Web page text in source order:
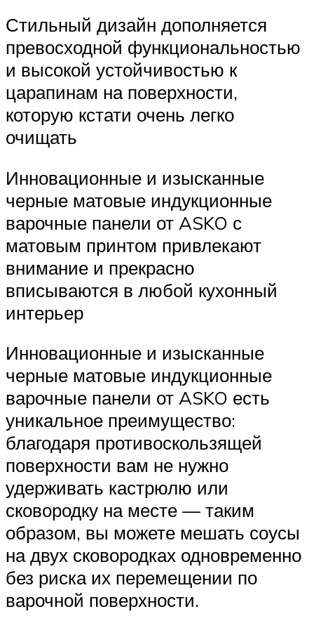
Стильный дизайн дополняется
превосходной функциональностью
и высокой устойчивостью к
царапинам на поверхности,
которую кстати очень легко
очищать
Инновационные и изысканные
черные матовые индукционные
варочные панели от ASKO с
матовым принтом привлекают
внимание и прекрасно
вписываются в любой кухонный
интерьер
Инновационные и изысканные
черные матовые индукционные
варочные панели от ASKO есть
уникальное преимущество:
благодаря противоскользящей
поверхности вам не нужно
удерживать кастрюлю или
сковородку на месте — таким
образом, вы можете мешать соусы
на двух сковородках одновременно
без риска их перемещении по
варочной поверхности.